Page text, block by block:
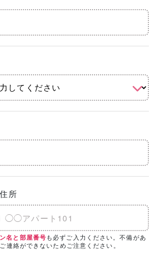
所
名と部屋番号も必ずご入力ください。不備があ
連絡ができないためご注意ください。